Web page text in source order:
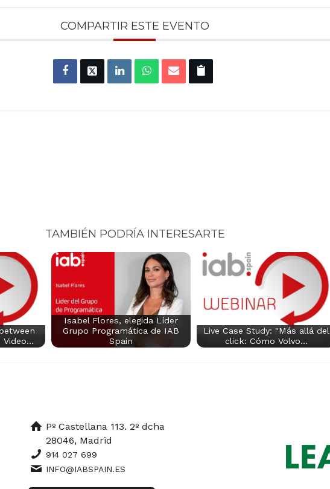
COMPARTIR ESTE EVENTO
TAMBIÉN PODRÍA INTERESARTE
Video…
Isabel Flores, elegida Líder
Grupo Programática de IAB
Spain
Live Case Study: "Más allá del
click: Cómo Volvo…
Pº Castellana 113. 2º dcha
28046, Madrid
914 027 699
INFO@IABSPAIN.ES